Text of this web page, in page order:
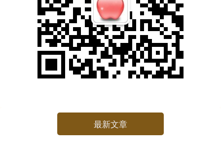
最新文章